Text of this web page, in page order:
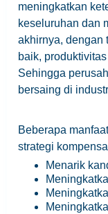
meningkatkan
keseluruhan dan
akhirnya, dengan
baik,
Sehingga
bersaing di
Beberapa
strategi
Menarik